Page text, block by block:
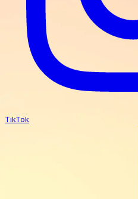
TikTok